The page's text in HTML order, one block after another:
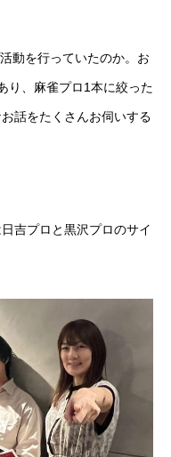
動を行っていたのか。お
り、麻雀プロ1本に絞った
話をたくさんお伺いする
吉プロと黒沢プロのサイ